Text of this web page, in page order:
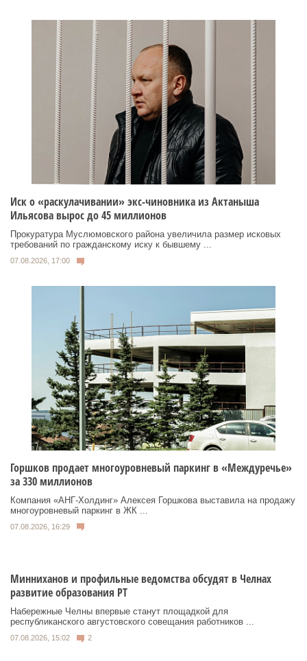
Иск о «раскулачивании» экс-чиновника из Актаныша
Ильясова вырос до 45 миллионов
Прокуратура Муслюмовского района увеличила размер исковых
требований по гражданскому иску к бывшему ...
07.08.2026, 17:00
Горшков продает многоуровневый паркинг в «Междуречье»
за 330 миллионов
Компания «АНГ-Холдинг» Алексея Горшкова выставила на продажу
многоуровневый паркинг в ЖК ...
07.08.2026, 16:29
Минниханов и профильные ведомства обсудят в Челнах
развитие образования РТ
Набережные Челны впервые станут площадкой для
республиканского августовского совещания работников ...
07.08.2026, 15:02 2